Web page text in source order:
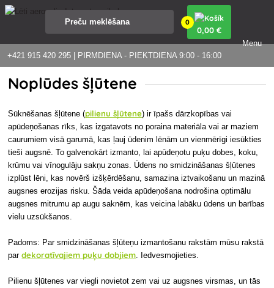
+421 915 420 295 | PIRMDIENA - PIEKTDIENA 9:00 - 16:00
0
0,00 €
Menu
Noplūdes šļūtene
Sūknēšanas šļūtene (pilienu šļūtene) ir īpašs dārzkopības vai
apūdeņošanas rīks, kas izgatavots no poraina materiāla vai ar maziem
caurumiem visā garumā, kas ļauj ūdenim lēnām un vienmērīgi iesūkties
tieši augsnē. To galvenokārt izmanto, lai apūdeņotu puķu dobes, koku,
krūmu vai vīnogulāju sakņu zonas. Ūdens no smidzināšanas šļūtenes
izplūst lēni, kas novērš izšķērdēšanu, samazina iztvaikošanu un mazinā
augsnes erozijas risku. Šāda veida apūdeņošana nodrošina optimālu
augsnes mitrumu ap augu saknēm, kas veicina labāku ūdens un barības
vielu uzsūkšanos.
Padoms: Par smidzināšanas šļūteņu izmantošanu rakstām mūsu rakstā
pardekoratīvajiem puķu dobjiem . Iedvesmojieties.
Pilienu šļūtenes var viegli novietot zem vai uz augsnes virsmas, un tās